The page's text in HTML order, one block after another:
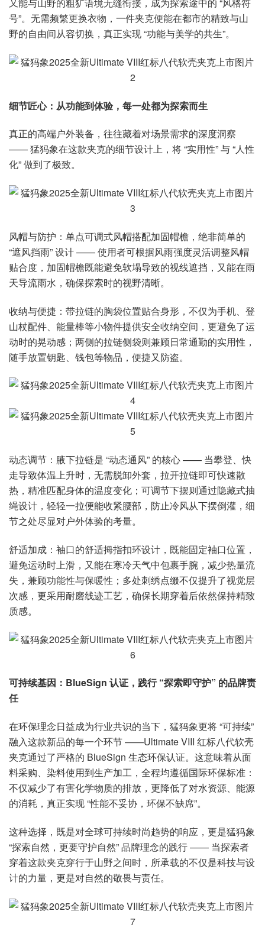
号”。无需频繁更换衣物，一件夹克便能在都市的精致与山
野的自由间从容切换，真正实现 “功能与美学的共生”。
细节匠心：从功能到体验，每一处都为探索而生
真正的高端户外装备，往往藏着对场景需求的深度洞察
—— 猛犸象在这款夹克的细节设计上，将 “实用性” 与 “人性
化” 做到了极致。
风帽与防护：单点可调式风帽搭配加固帽檐，绝非简单的
“遮风挡雨” 设计 —— 使用者可根据风雨强度灵活调整风帽
贴合度，加固帽檐既能避免软塌导致的视线遮挡，又能在雨
天导流雨水，确保探索时的视野清晰。
收纳与便捷：带拉链的胸袋位置贴合身形，不仅为手机、登
山杖配件、能量棒等小物件提供安全收纳空间，更避免了运
动时的晃动感；两侧的拉链侧袋则兼顾日常通勤的实用性，
随手放置钥匙、钱包等物品，便捷又防盗。
动态调节：腋下拉链是 “动态通风” 的核心 —— 当攀登、快
走导致体温上升时，无需脱卸外套，拉开拉链即可快速散
热，精准匹配身体的温度变化；可调节下摆则通过隐藏式抽
绳设计，轻轻一拉便能收紧腰部，防止冷风从下摆倒灌，细
节之处尽显对户外体验的考量。
舒适加成：袖口的舒适拇指扣环设计，既能固定袖口位置，
避免运动时上滑，又能在寒冷天气中包裹手腕，减少热量流
失，兼顾功能性与保暖性；多处刺绣点缀不仅提升了视觉层
次感，更采用耐磨线迹工艺，确保长期穿着后依然保持精致
质感。
可持续基因：BlueSign 认证，践行 “探索即守护” 的品牌责
任
在环保理念日益成为行业共识的当下，猛犸象更将 “可持续”
融入这款新品的每一个环节 ——Ultimate VIII 红标八代软壳
夹克通过了严格的 BlueSign 生态环保认证。这意味着从面
料采购、染料使用到生产加工，全程均遵循国际环保标准：
不仅减少了有害化学物质的排放，更降低了对水资源、能源
的消耗，真正实现 “性能不妥协，环保不缺席”。
这种选择，既是对全球可持续时尚趋势的响应，更是猛犸象
“探索自然，更要守护自然” 品牌理念的践行 —— 当探索者
穿着这款夹克穿行于山野之间时，所承载的不仅是科技与设
计的力量，更是对自然的敬畏与责任。